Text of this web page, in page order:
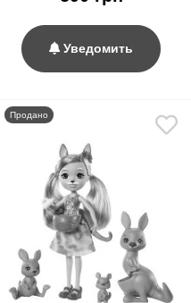
Уведомить
Продано